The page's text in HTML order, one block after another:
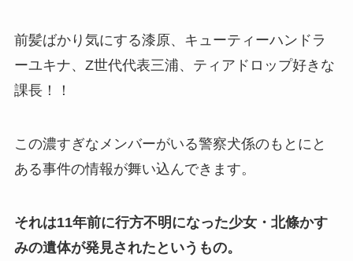
前髪ばかり気にする漆原、キューティーハンドラ
ーユキナ、Z世代代表三浦、ティアドロップ好きな
課長！！
この濃すぎなメンバーがいる警察犬係のもとにと
ある事件の情報が舞い込んできます。
それは11年前に行方不明になった少女・北條かす
みの遺体が発見されたというもの。